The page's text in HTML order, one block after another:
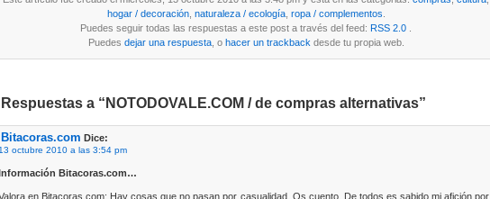
hogar / decoración, naturaleza / ecología, ropa / complementos
Puedes seguir todas las respuestas a este post a través del feed: RSS 2.0
Puedes dejar una respuesta, o hacer un trackback desde tu propia web.
a “NOTODOVALE.COM / de compras alternativas”
Bitacoras.com Dice:
13 octubre 2010 a las 3:54 pm
Bitacoras.com…
en Bitacoras.com: Hay cosas que no pasan por casualidad. Os cuento. De todos es sabido mi afición por